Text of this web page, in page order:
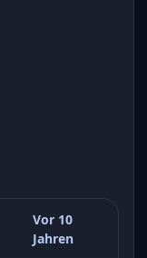
Vor 10
Jahren